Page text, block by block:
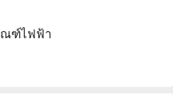
ฑ์ไฟฟ้า